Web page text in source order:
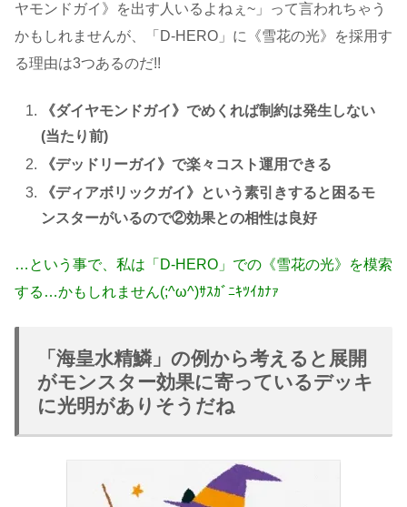
ヤモンドガイ》を出す人いるよねぇ~」って言われちゃう
かもしれませんが、「D-HERO」に《雪花の光》を採用す
る理由は3つあるのだ!!
《ダイヤモンドガイ》でめくれば制約は発生しない
(当たり前)
《デッドリーガイ》で楽々コスト運用できる
《ディアボリックガイ》という素引きすると困るモ
ンスターがいるので②効果との相性は良好
…という事で、私は「D-HERO」での《雪花の光》を模索
する…かもしれません(;^ω^)ｻｽｶﾞﾆｷﾂｲｶﾅｧ
「海皇水精鱗」の例から考えると展開
がモンスター効果に寄っているデッキ
に光明がありそうだね